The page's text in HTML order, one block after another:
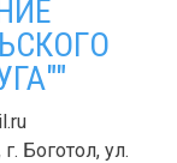
Боготол, ул.